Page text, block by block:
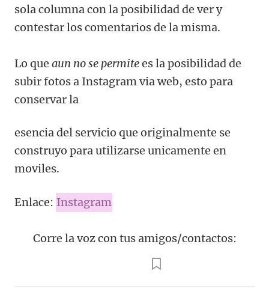
sola columna con la posibilidad de ver y
contestar los comentarios de la misma.
Lo que aun no se permitees la posibilidad de
subir fotos a Instagram via web, esto para
conservar la
esencia del servicio que originalmente se
construyo para utilizarse unicamente en
moviles.
Enlace: Instagram
Corre la voz con tus amigos/contactos: